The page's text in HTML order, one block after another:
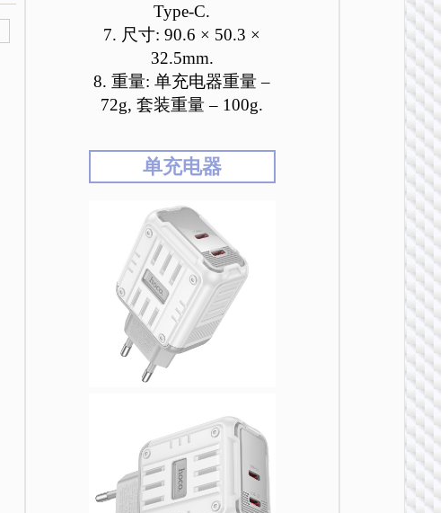
Type-C.
7. 尺寸: 90.6 × 50.3 ×
32.5mm.
8. 重量: 单充电器重量 –
72g, 套装重量 – 100g.
单充电器
充电
AC24
万能旅
器套
US /